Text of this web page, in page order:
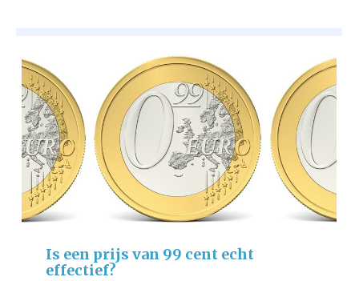
Is een prijs van 99 cent echt
effectief?